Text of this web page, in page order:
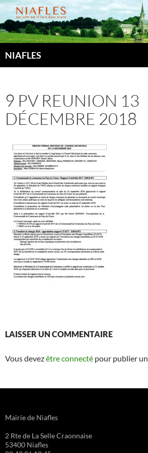
Aller
au
contenu
NIAFLES
9 PV REUNION 13
DÉCEMBRE 2018
LAISSER UN COMMENTAIRE
Vous devezêtre connecté pour publier
Mairie de Niafles
2 Rte de La Selle Craonnaise
53400 Niafles